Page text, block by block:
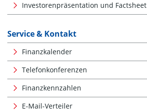
Investorenpräsentation und Factsheet
Service & Kontakt
Finanzkalender
Telefonkonferenzen
Finanzkennzahlen
E-Mail-Verteiler